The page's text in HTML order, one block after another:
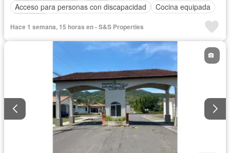
Acceso para personas con discapacidad
Cocina equipada
Hace 1 semana, 15 horas en - S&S Properties